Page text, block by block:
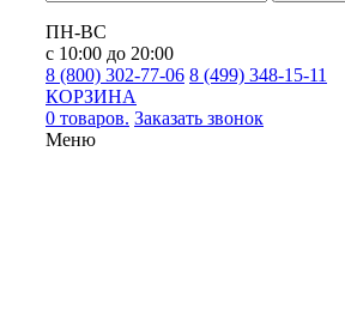
ПН-ВС
с 10:00 до 20:00
8 (800) 302-77-06 8 (499) 348-15-11
КОРЗИНА
0 товаров. Заказать звонок
Меню